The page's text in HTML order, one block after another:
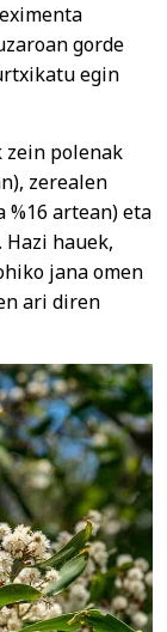
gorde
egin
zein polenak
zerealen
artean) eta
hauek,
jana omen
ari diren